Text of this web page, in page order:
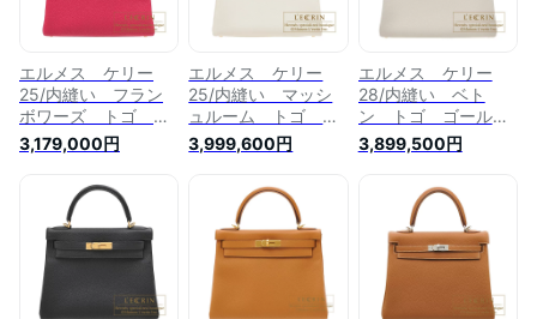
エルメス ケリー
25/内縫い フラン
ボワーズ トゴ ゴ
ールド金具
HERMES Kelly bag
25 Retourne
Framboise Togo
leather Gold
hardware
3,179,000円
エルメス ケリー
25/内縫い マッシ
ュルーム トゴ ゴ
ールド金具
HERMES Kelly bag
Mushroom Togo
leather Gold
hardware
3,999,600円
エルメス ケリー
28/内縫い ベト
ン トゴ ゴールド
金具 HERMES
Kelly bag 28
Togo leather Gold
hardware
3,899,500円